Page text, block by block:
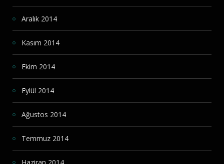
Aralık 2014
Kasım 2014
Ekim 2014
Eylül 2014
Ağustos 2014
Temmuz 2014